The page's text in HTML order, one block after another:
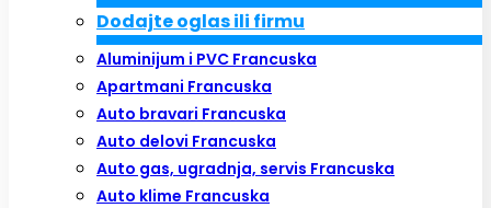
Dodajte oglas ili firmu
Aluminijum i PVC Francuska
Apartmani Francuska
Auto bravari Francuska
Auto delovi Francuska
Auto gas, ugradnja, servis Francuska
Auto klime Francuska